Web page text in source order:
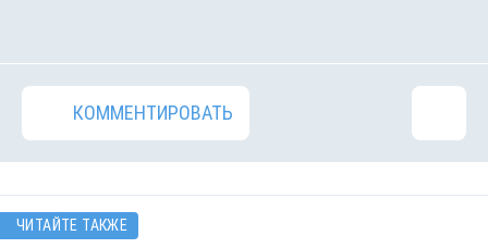
КОММЕНТИРОВАТЬ
ЧИТАЙТЕ ТАКЖЕ